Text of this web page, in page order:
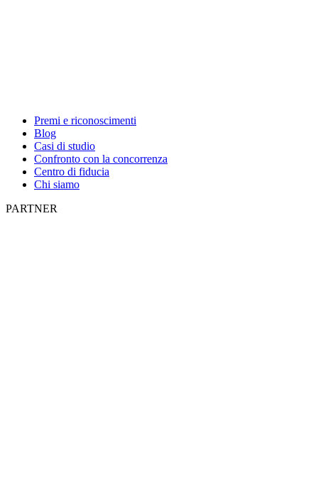
Premi e riconoscimenti
Blog
Casi di studio
Confronto con la concorrenza
Centro di fiducia
Chi siamo
PARTNER